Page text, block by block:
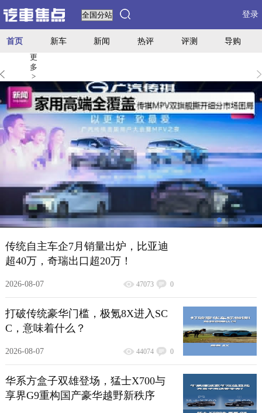
登录
首页 新车 新闻 热评 评测 导购
更
多
>
传统自主车企7月销量出炉，比亚迪
超40万，奇瑞出口超20万！
2026-08-07 47073 0
打破传统豪华门槛，极氪8X进入SC
C，意味着什么？
2026-08-07 44074 0
华系方盒子双雄登场，猛士X700与
享界G9重构国产豪华越野新秩序